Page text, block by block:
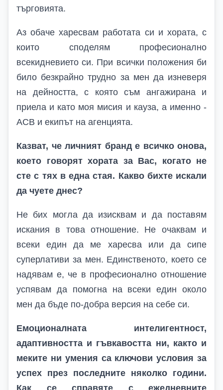
търговията.
Аз обаче харесвам работата си и хората, с
които споделям професионално
всекидневието си. При всички положения би
било безкрайно трудно за мен да изневеря
на дейността, с която съм ангажирана и
приела и като моя мисия и кауза, а именно -
АСВ и екипът на агенцията.
Казват, че личният бранд е всичко онова,
което говорят хората за Вас, когато не
сте с тях в една стая. Какво бихте искали
да чуете днес?
Не бих могла да изисквам и да поставям
искания в това отношение. Не очаквам и
всеки един да ме харесва или да сипе
суперлативи за мен. Единственото, което се
надявам е, че в професионално отношение
успявам да помогна на всеки един около
мен да бъде по-добра версия на себе си.
Емоционалната интелигентност,
адаптивността и гъвкавостта ни, както и
меките ни умения са ключови условия за
успех през последните няколко години.
Как се справяте с ежедневните